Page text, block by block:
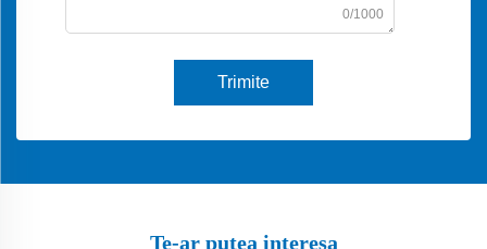
0/1000
Trimite
Te-ar putea interesa